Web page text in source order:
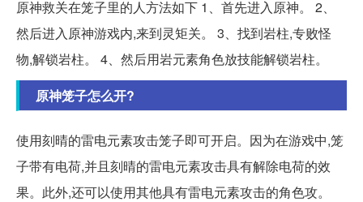
原神救关在笼子里的人方法如下 1、首先进入原神。 2、
然后进入原神游戏内,来到灵矩关。 3、找到岩柱,专败怪
物,解锁岩柱。 4、然后用岩元素角色放技能解锁岩柱。
原神笼子怎么开?
使用刻晴的雷电元素攻击笼子即可开启。因为在游戏中,笼
子带有电荷,并且刻晴的雷电元素攻击具有解除电荷的效
果。此外,还可以使用其他具有雷电元素攻击的角色攻。